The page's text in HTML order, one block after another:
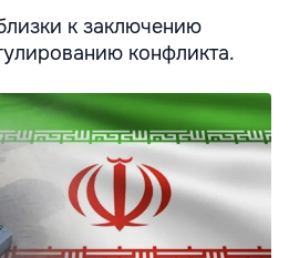
к заключению
конфликта.